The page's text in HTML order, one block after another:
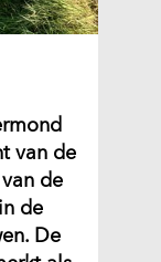
van de
de
de
De